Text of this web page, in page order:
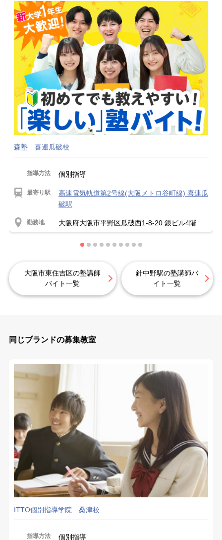
森塾 喜連瓜破校
指導方法 個別指導
最寄り駅
高速電気軌道第2号線(大阪メトロ谷町線) 喜連瓜
破駅
勤務地 大阪府大阪市平野区瓜破西1-8-20 銀ビル4階
大阪市東住吉区の塾講師
バイト一覧
針中野駅の塾講師バ
イト一覧
同じブランドの募集教室
ITTO個別指導学院 桑津校
指導方法 個別指導